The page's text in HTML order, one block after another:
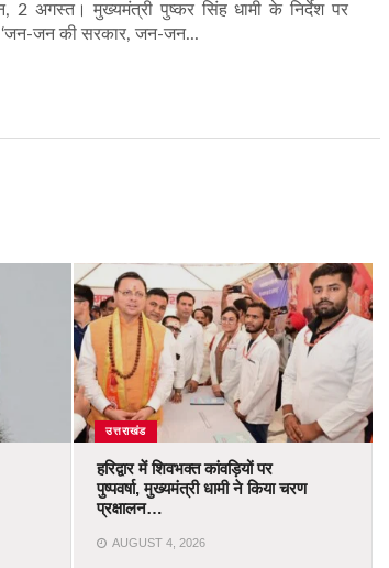
2 अगस्त। मुख्यमंत्री पुष्कर सिंह धामी के निर्देश पर
जन की सरकार, जन-जन...
उत्तराखंड
हरिद्वार में शिवभक्त कांवड़ियों पर
पुष्पवर्षा, मुख्यमंत्री धामी ने किया चरण
प्रक्षालन…
AUGUST 4, 2026